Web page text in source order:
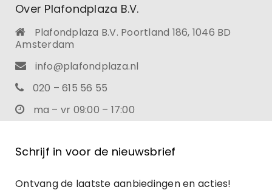
Over Plafondplaza B.V.
Plafondplaza B.V. Poortland 186, 1046 BD
Amsterdam
info@plafondplaza.nl
020 – 615 56 55
ma – vr 09:00 – 17:00
Schrijf in voor de nieuwsbrief
Ontvang de laatste aanbiedingen en acties!